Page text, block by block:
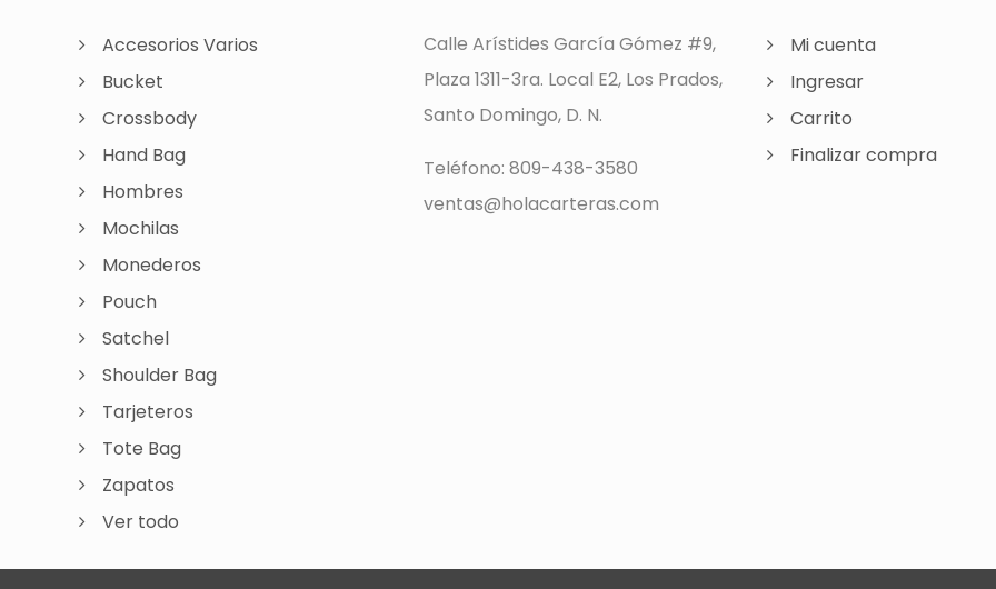
Accesorios Varios
Bucket
Crossbody
Hand Bag
Hombres
Mochilas
Monederos
Pouch
Satchel
Shoulder Bag
Tarjeteros
Tote Bag
Zapatos
Ver todo
Calle Arístides García Gómez #9,
Plaza 1311-3ra. Local E2, Los Prados,
Santo Domingo, D. N.
Teléfono: 809-438-3580
ventas@holacarteras.com
Mi cuenta
Ingresar
Carrito
Finalizar compra